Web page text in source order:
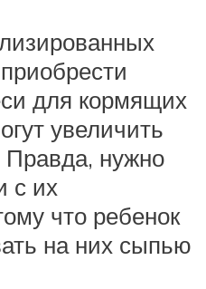
для кормящих
увеличить
Правда, нужно
с их
что ребенок
на них сыпью